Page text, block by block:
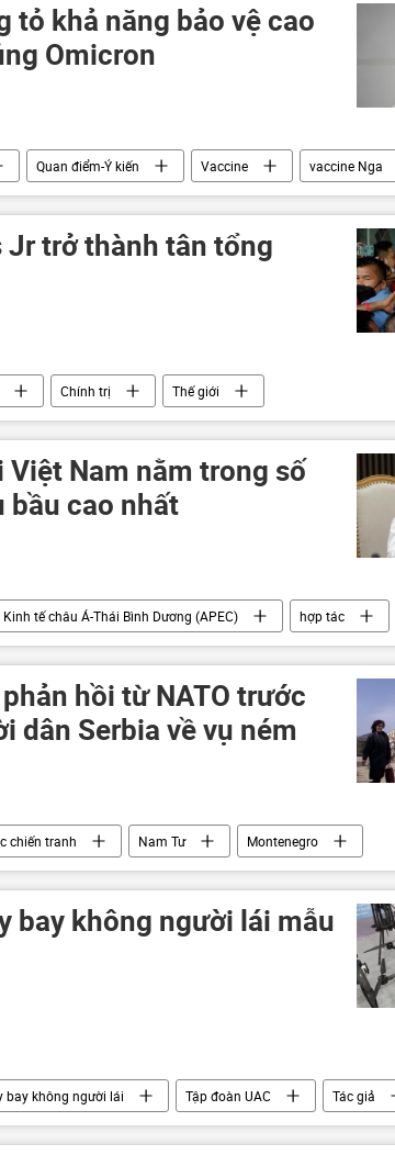
tỏ khả năng bảo vệ cao
Omicron
Quan điểm-Ý kiến Vaccine
vaccine Nga
trở thành tân tổng
Chính trị Thế giới
Nam nằm trong số
bầu cao nhất
tế châu Á-Thái Bình Dương (APEC)
hợp tác
hồi từ NATO trước
dân Serbia về vụ ném
chiến tranh Nam Tư
Montenegro
bay không người lái mẫu
bay không người lái Tập đoàn UAC
Tác giả